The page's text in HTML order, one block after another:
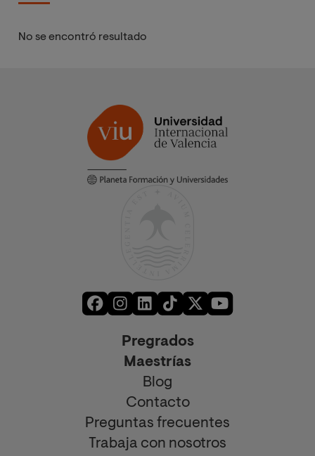
No se encontró resultado
Pregrados
Maestrías
Blog
Contacto
Preguntas frecuentes
Trabaja con nosotros